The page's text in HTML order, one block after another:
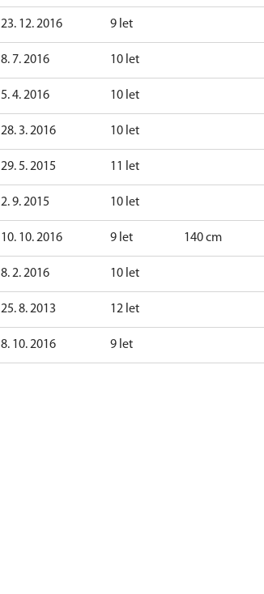
23. 12. 2016 9 let
8. 7. 2016 10 let
5. 4. 2016 10 let
28. 3. 2016 10 let
29. 5. 2015 11 let
2. 9. 2015 10 let
10. 10. 2016 9 let 140 cm
8. 2. 2016 10 let
25. 8. 2013 12 let
8. 10. 2016 9 let